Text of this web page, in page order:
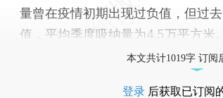
量曾在疫情初期出现过负值，但过
值，平均季度吸纳量为4.5万平方米。
本文共计1019字 订阅
登录 后获取已订阅